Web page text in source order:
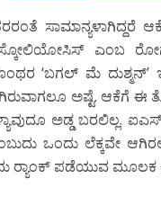
ಸಾಮಾನ್ಯಳಾಗಿದ್ದರೆ
ಸ್ಕೋಲಿಯೋಸಿಸ್ ಎಂಬ
‘ಬಗಲ್ ಮೆ
ಅಷ್ಟೆ. ಆಕೆಗೆ
ಅಡ್ಡ
ಒಂದು ಲೆಕ್ಕವೇ
ರ್‍ಯಾಂಕ್ ಪಡೆಯುವ ಮೂಲಕ